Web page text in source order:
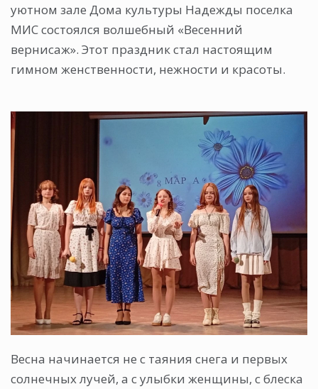
уютном зале Дома культуры Надежды поселка
МИС состоялся волшебный «Весенний
вернисаж». Этот праздник стал настоящим
гимном женственности, нежности и красоты.
Весна начинается не с таяния снега и первых
солнечных лучей, а с улыбки женщины, с блеска